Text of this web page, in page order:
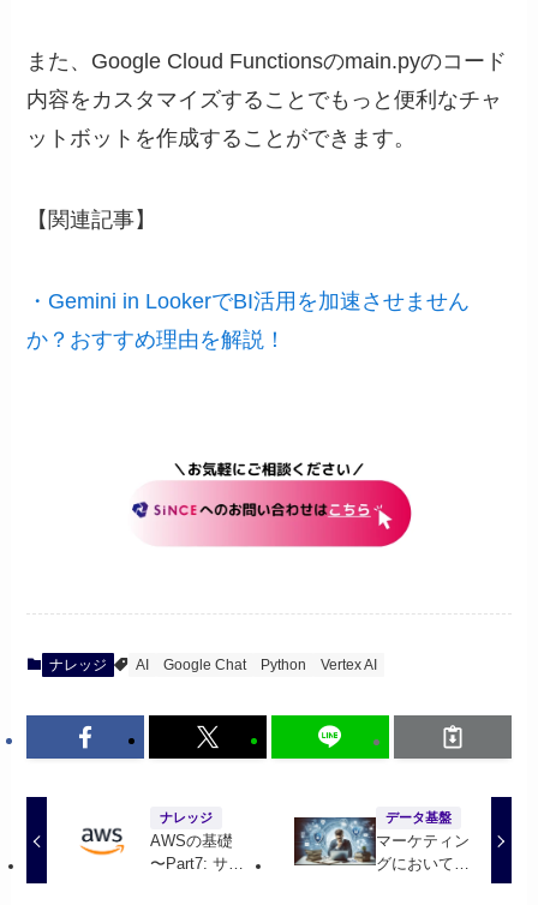
また、Google Cloud Functionsのmain.pyのコード
内容をカスタマイズすることでもっと便利なチャ
ットボットを作成することができます。
【関連記事】
・Gemini in LookerでBI活用を加速させません
か？おすすめ理由を解説！
ナレッジ AI Google Chat Python Vertex AI
ナレッジ
AWSの基礎
〜Part7: サー
データ基盤
マーケティン
グにおいて重